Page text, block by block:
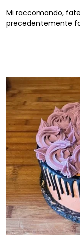
Mi raccomando,
precedentemente